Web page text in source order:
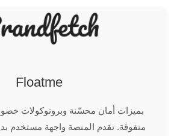
Floatme
متفوقة. تقدم المنصة واجهة مستخدم